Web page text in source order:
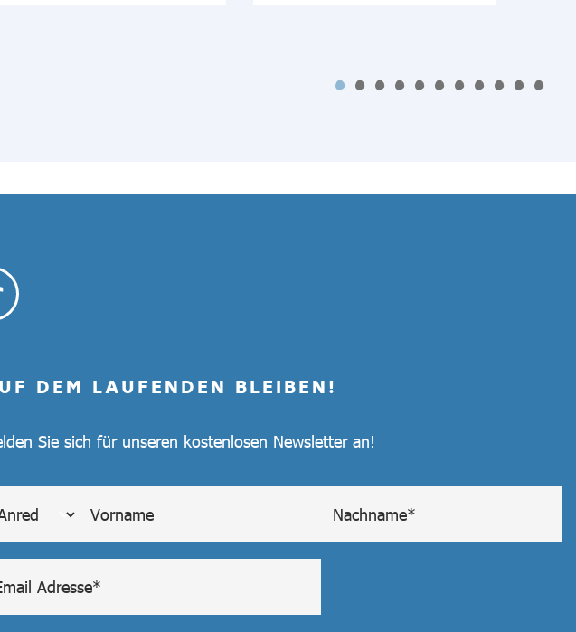
DEM LAUFENDEN BLEIBEN!
Sie sich für unseren kostenlosen Newsletter an!